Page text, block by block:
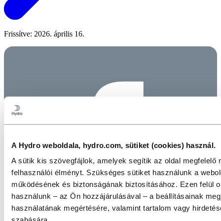
A Hydro weboldala, hydro.com, sütiket (cookies) használ.
A sütik kis szövegfájlok, amelyek segítik az oldal megfelelő
felhasználói élményt. Szükséges sütiket használunk a
működésének és biztonságának biztosításához. Ezen felül
használunk – az Ön hozzájárulásával – a beállításainak
használatának megértésére, valamint tartalom vagy
Frissítve: 2026. április 16.